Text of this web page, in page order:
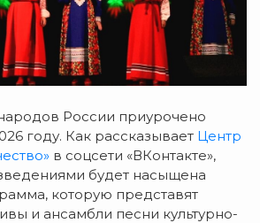
России приурочено
году. Как рассказывает Центр
в соцсети «ВКонтакте»,
будет насыщена
которую представят
и ансамбли песни культурно-